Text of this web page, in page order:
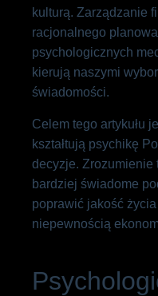
kulturą. Zarządzanie
racjonalnego
psychologicznych
kierują naszymi
świadomości.
Celem tego artykułu
kształtują psychikę
decyzje. Zrozumienie
bardziej świadome
poprawić jakość
niepewnością